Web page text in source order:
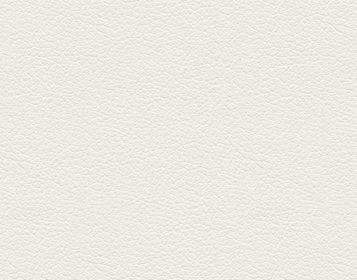
生姜香る鮭とイクラの土
鍋ご飯 など
銀杏中通りにこの春オープンし
た「創作ダイニング真」へ。暑
い夏...
2025年6月13日放送
ﾊﾓの季節野菜あんかけ＆
どんぐりﾎﾟｰｸ西京焼き
西銀座通り、若き和の料理人の
名店「旬味こさか」で夏の味を
堪能...
2025年5月23日放送
明太もちチーズもんじゃ
銀座中通りで深夜３時まで営業
している「もんじゃ焼きかめの
や」...